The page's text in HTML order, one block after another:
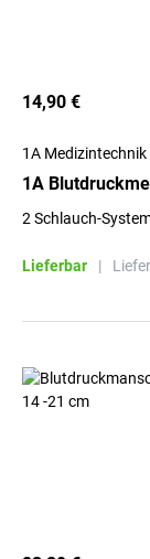
14,90 €
1A Medizintechnik
1A
2 Schlauch-
Lieferbar |